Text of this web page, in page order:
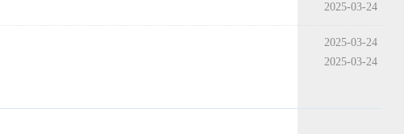
2025-03-24
2025-03-24
2025-03-24